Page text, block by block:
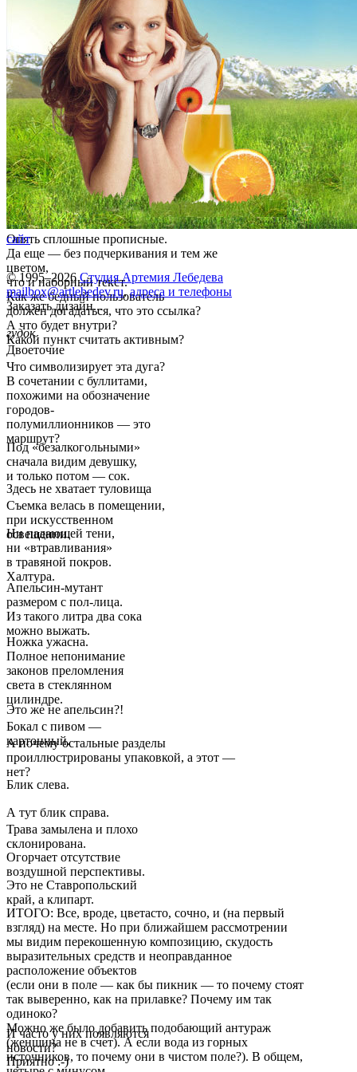
Опять сплошные прописные.
Да еще — без подчеркивания и тем же
цветом,
что и наборный текст.
Как же бедный пользователь
должен догадаться, что это ссылка?
А что будет внутри?
Какой пункт считать активным?
гудок
Двоеточие
Что символизирует эта дуга?
В сочетании с буллитами,
похожими на обозначение
городов-
полумиллионников — это
маршрут?
Под «безалкогольными»
сначала видим девушку,
и только потом — сок.
Здесь не хватает туловища
Съемка велась в помещении,
при искусственном
освещении.
Ни падающей тени,
ни «втравливания»
в травяной покров.
Халтура.
Апельсин-мутант
размером с пол-лица.
Из такого литра два сока
можно выжать.
Ножка ужасна.
Полное непонимание
законов преломления
света в стеклянном
цилиндре.
Это же не апельсин?!
Бокал с пивом —
картонный.
А почему остальные разделы
проиллюстрированы упаковкой, а этот —
нет?
Блик слева.
А тут блик справа.
Трава замылена и плохо
склонирована.
Огорчает отсутствие
воздушной перспективы.
Это не Ставропольский
край, а клипарт.
ИТОГО: Все, вроде, цветасто, сочно, и (на первый
взгляд) на месте. Но при ближайшем рассмотрении
мы видим перекошенную композицию, скудость
выразительных средств и неоправданное
расположение объектов
(если они в поле — как бы пикник — то почему стоят
так выверенно, как на прилавке? Почему им так
одиноко?
Можно же было добавить подобающий антураж
(женщина не в счет). А если вода из горных
источников, то почему они в чистом поле?). В общем,
И часто у них появляются
новости?
Приятно :-)
сайт
© 1995–2026 Студия Артемия Лебедева
mailbox@artlebedev.ru, адреса и телефоны
Заказать дизайн...